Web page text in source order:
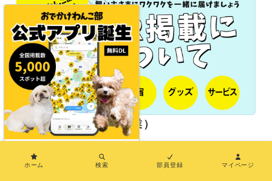
長期パートナー（協業）
ホーム 検索 部員登録 マイページ